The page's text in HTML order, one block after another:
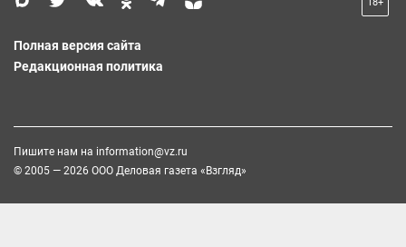
Полная версия сайта
Редакционная политика
Пишите нам на information@vz.ru
© 2005 — 2026 ООО Деловая газета «Взгляд»